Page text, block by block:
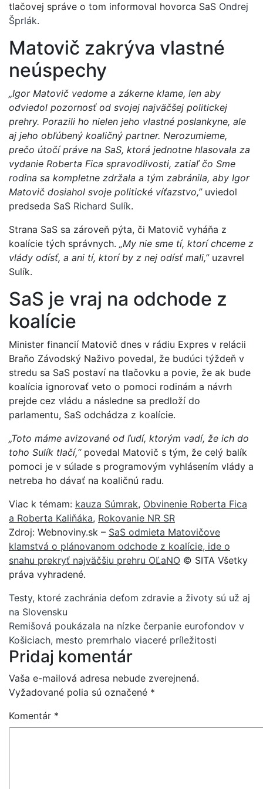
tlačovej správe o tom informoval hovorca SaS Ondrej
Šprlák.
Matovič zakrýva vlastné
neúspechy
„Igor Matovič vedome a zákerne klame, len aby
odviedol pozornosť od svojej najväčšej politickej
prehry. Porazili ho nielen jeho vlastné poslankyne, ale
aj jeho obľúbený koaličný partner. Nerozumieme,
prečo útočí práve na SaS, ktorá jednotne hlasovala za
vydanie Roberta Fica spravodlivosti, zatiaľ čo Sme
rodina sa kompletne zdržala a tým zabránila, aby Igor
Matovič dosiahol svoje politické víťazstvo,”uviedol
predseda SaS Richard Sulík.
Strana SaS sa zároveň pýta, či Matovič vyháňa z
koalície tých správnych. „My nie sme tí, ktorí chceme z
vlády odísť, a ani tí, ktorí by z nej odísť mali,”uzavrel
Sulík.
SaS je vraj na odchode z
koalície
Minister financií Matovič dnes v rádiu Expres v relácii
Braňo Závodský Naživo povedal, že budúci týždeň v
stredu sa SaS postaví na tlačovku a povie, že ak bude
koalícia ignorovať veto o pomoci rodinám a návrh
prejde cez vládu a následne sa predloží do
parlamentu, SaS odchádza z koalície.
„Toto máme avizované od ľudí, ktorým vadí, že ich do
toho Sulík tlačí,“povedal Matovič s tým, že celý balík
pomoci je v súlade s programovým vyhlásením vlády a
netreba ho dávať na koaličnú radu.
Viac k témam: kauza Súmrak, Obvinenie Roberta Fica
a Roberta Kaliňáka, Rokovanie NR SR
Zdroj: Webnoviny.sk – SaS odmieta Matovičove
klamstvá o plánovanom odchode z koalície, ide o
snahu prekryť najväčšiu prehru OĽaNO © SITA Všetky
práva vyhradené.
Navigácia
v
článku
Testy, ktoré zachránia deťom zdravie a životy sú už aj
na Slovensku
Remišová poukázala na nízke čerpanie eurofondov v
Košiciach, mesto premrhalo viaceré príležitosti
Pridaj komentár
Vaša e-mailová adresa nebude zverejnená.
Vyžadované polia sú označené *
Komentár *